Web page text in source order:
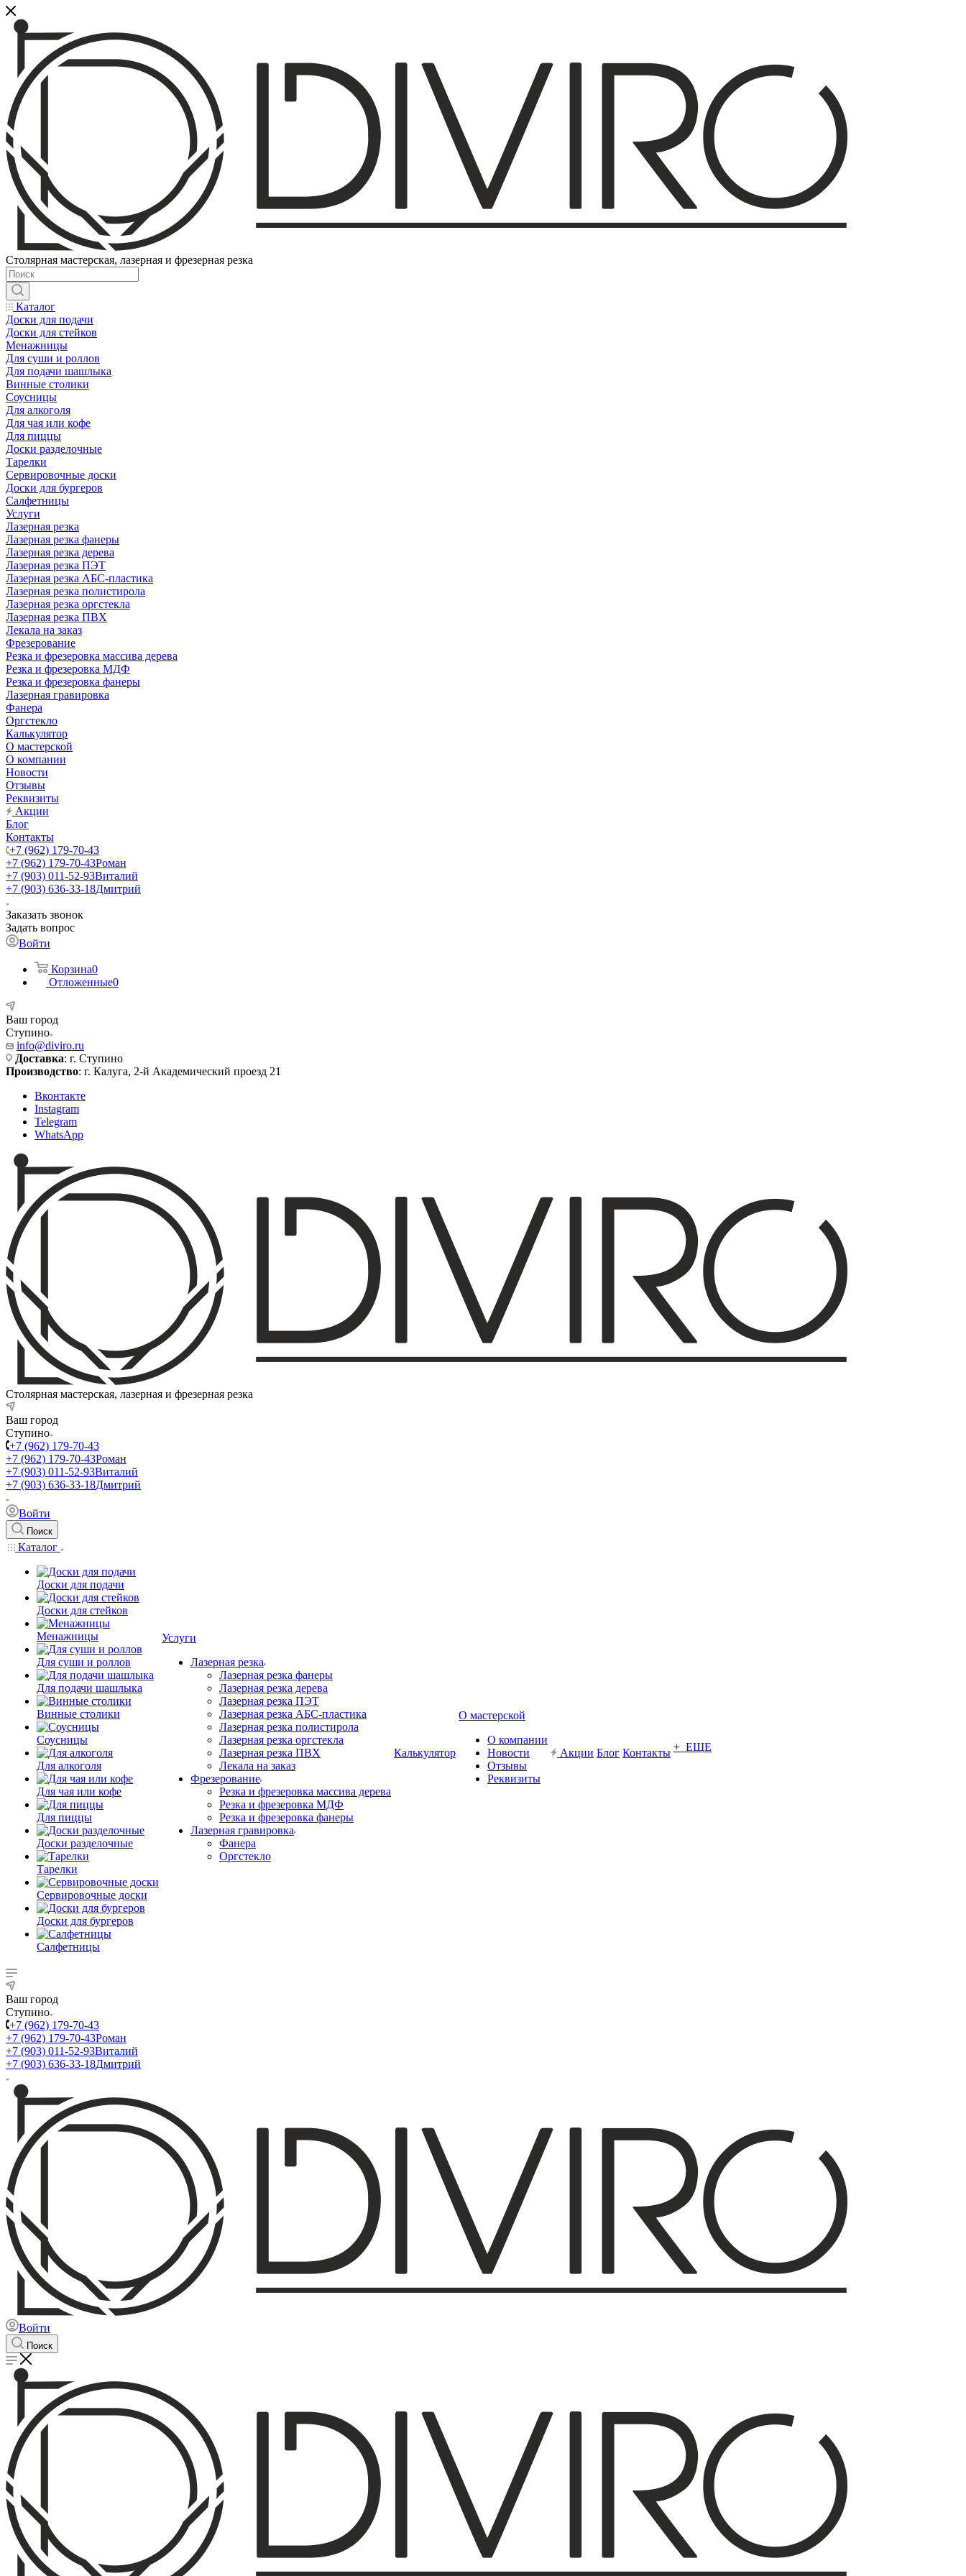
Столярная мастерская, лазерная и фрезерная резка
Каталог
Доски для подачи
Доски для стейков
Менажницы
Для суши и роллов
Для подачи шашлыка
Винные столики
Соусницы
Для алкоголя
Для чая или кофе
Для пиццы
Доски разделочные
Тарелки
Сервировочные доски
Доски для бургеров
Салфетницы
Услуги
Лазерная резка
Лазерная резка фанеры
Лазерная резка дерева
Лазерная резка ПЭТ
Лазерная резка АБС-пластика
Лазерная резка полистирола
Лазерная резка оргстекла
Лазерная резка ПВХ
Лекала на заказ
Фрезерование
Резка и фрезеровка массива дерева
Резка и фрезеровка МДФ
Резка и фрезеровка фанеры
Лазерная гравировка
Фанера
Орг­стек­ло
Калькулятор
О мастерской
О компании
Новости
Отзывы
Реквизиты
Акции
Блог
Контакты
+7 (962) 179-70-43
+7 (962) 179-70-43Роман
+7 (903) 011-52-93Виталий
+7 (903) 636-33-18Дмитрий
Заказать звонок
Задать вопрос
Войти
Корзина0
Отложенные0
Ваш город
Ступино
info@diviro.ru
Доставка: г. Ступино
Производство: г. Калуга, 2-й Академический проезд 21
Вконтакте
Instagram
Telegram
WhatsApp
Столярная мастерская, лазерная и фрезерная резка
Ваш город
Ступино
+7 (962) 179-70-43
+7 (962) 179-70-43Роман
+7 (903) 011-52-93Виталий
+7 (903) 636-33-18Дмитрий
Войти
Поиск
Каталог
Доски для подачи
Доски для стейков
Менажницы
Для суши и роллов
Для подачи шашлыка
Винные столики
Соусницы
Для алкоголя
Для чая или кофе
Для пиццы
Доски разделочные
Тарелки
Сервировочные доски
Доски для бургеров
Салфетницы
Услуги
Лазерная резка
Лазерная резка фанеры
Лазерная резка дерева
Лазерная резка ПЭТ
Лазерная резка АБС-пластика
Лазерная резка полистирола
Лазерная резка оргстекла
Лазерная резка ПВХ
Лекала на заказ
Фрезерование
Резка и фрезеровка массива дерева
Резка и фрезеровка МДФ
Резка и фрезеровка фанеры
Лазерная гравировка
Фанера
Орг­стек­ло
Калькулятор
О мастерской
О компании
Новости
Отзывы
Реквизиты
Акции Блог Контакты + ЕЩЕ
Ваш город
Ступино
+7 (962) 179-70-43
+7 (962) 179-70-43Роман
+7 (903) 011-52-93Виталий
+7 (903) 636-33-18Дмитрий
Войти
Поиск